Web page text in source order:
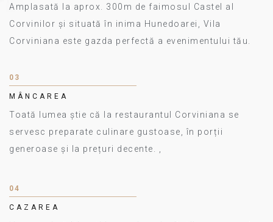
Amplasată la aprox. 300m de faimosul Castel al
Corvinilor și situată în inima Hunedoarei, Vila
Corviniana este gazda perfectă a evenimentului tău.
03
MÂNCAREA
Toată lumea știe că la restaurantul Corviniana se
servesc preparate culinare gustoase, în porții
generoase și la prețuri decente. ,
04
CAZAREA